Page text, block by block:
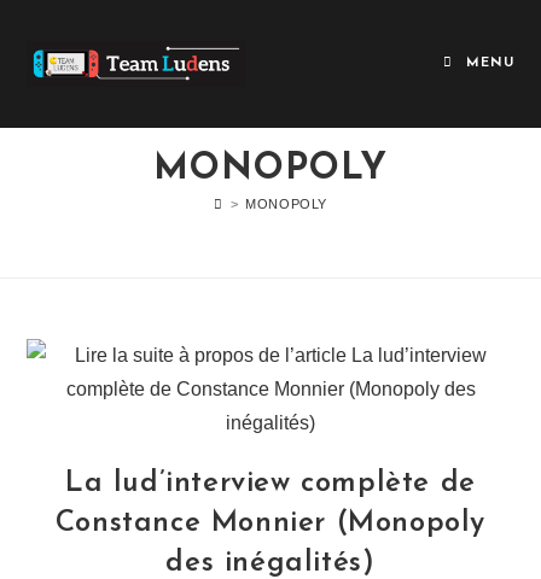
MENU
MONOPOLY
> MONOPOLY
La lud’interview complète de
Constance Monnier (Monopoly
des inégalités)